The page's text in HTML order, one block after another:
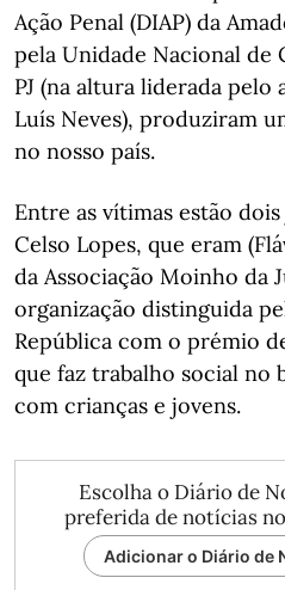
Ação Penal (DIAP) da
pela Unidade Nacional
PJ (na altura liderada
Luís Neves), produziram
no nosso país.
Entre as vítimas estão
Celso Lopes, que eram
da Associação Moinho da
organização distinguida
República com o prémio
que faz trabalho social
com crianças e jovens.
Escolha o Diário de
preferida de notícias
Adicionar o Diário de